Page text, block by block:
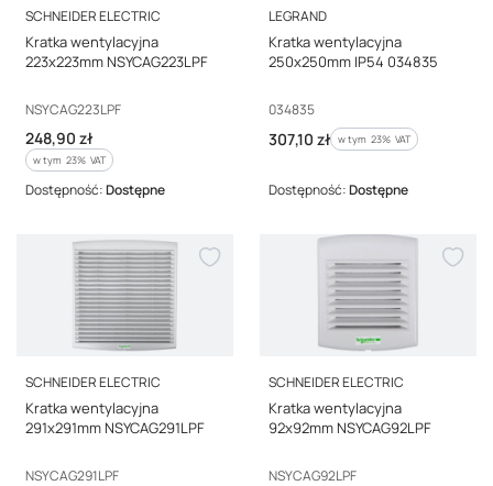
PRODUCENT
SCHNEIDER ELECTRIC
Kratka wentylacyjna
223x223mm NSYCAG223LPF
Kod producenta
NSYCAG223LPF
Cena brutto
248,90 zł
w tym %s VAT
w tym 23% VAT
Dostępność:Dostępne
PRODUCENT
LEGRAND
Kratka wentylacyjna
250x250mm IP54 034835
Kod producenta
034835
Cena brutto
307,10 zł w tym %s VAT
w tym 23% VAT
Dostępność:Dostępne
PRODUCENT
SCHNEIDER ELECTRIC
Kratka wentylacyjna
291x291mm NSYCAG291LPF
Kod producenta
NSYCAG291LPF
PRODUCENT
SCHNEIDER ELECTRIC
Kratka wentylacyjna
92x92mm NSYCAG92LPF
Kod producenta
NSYCAG92LPF